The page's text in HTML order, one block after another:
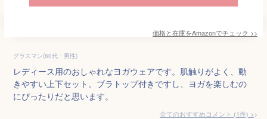
価格と在庫をAmazonでチェック >>
グラスマン(60代・男性)
レディース用のおしゃれなヨガウェアです。肌触りがよく、動
きやすい上下セット。ブラトップ付きですし、ヨガを楽しむの
にぴったりだと思います。
全てのおすすめコメント (1件) >